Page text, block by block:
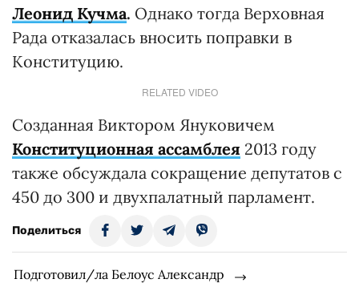
Леонид Кучма. Однако тогда Верховная
Рада отказалась вносить поправки в
Конституцию.
RELATED VIDEO
Созданная Виктором Януковичем
Конституционная ассамблея 2013 году
также обсуждала сокращение депутатов с
450 до 300 и двухпалатный парламент.
Поделиться
Подготовил/ла Белоус Александр